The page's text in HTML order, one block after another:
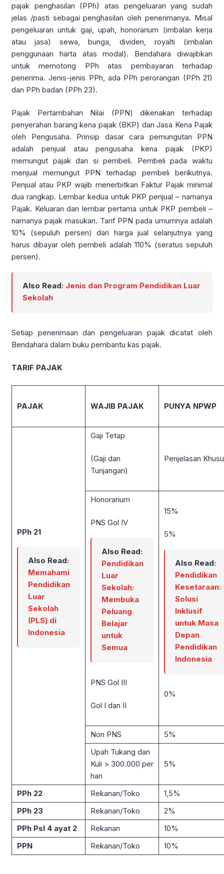
pajak penghasilan (PPh) atas pengeluaran yang sudah
jelas /pasti sebagai penghasilan oleh penerimanya. Misal
pengeluaran untuk gaji, upah, honorarium (imbalan kerja
atau jasa) sewa, bunga, dividen, royalti (imbalan
penggunaan harta atas modal). Bendahara diwajibkan
untuk memotong PPh atas pembayaran terhadap
penerima. Jenis-jenis PPh, ada PPh perorangan (PPh 21)
dan PPh badan (PPh 23).
Pajak Pertambahan Nilai (PPN) dikenakan terhadap
penyerahan barang kena pajak (BKP) dan Jasa Kena Pajak
oleh Pengusaha. Prinsip dasar cara pemungutan PPN
adalah penjual atau pengusaha kena pajak (PKP)
memungut pajak dari si pembeli. Pembeli pada waktu
menjual memungut PPN terhadap pembeli berikutnya.
Penjual atau PKP wajib menerbitkan Faktur Pajak minimal
dua rangkap. Lembar kedua untuk PKP penjual – namanya
Pajak. Keluaran dan lembar pertama untuk PKP pembeli –
namanya pajak masukan. Tarif PPN pada umumnya adalah
10% (sepuluh persen) dari harga jual selanjutnya yang
harus dibayar oleh pembeli adalah 110% (seratus sepuluh
persen).
Also Read: Jenis dan Program Pendidikan Luar
Sekolah
Setiap penerimaan dan pengeluaran pajak dicatat oleh
Bendahara dalam buku pembantu kas pajak.
TARIF PAJAK
PAJAK WAJIB PAJAK PUNYA NPWP
PPh 21
Also Read:
Memahami
Pendidikan
Luar
Sekolah
(PLS) di
Indonesia
Gaji Tetap
(Gaji dan
Tunjangan)
Penjelasan
Honorarium
PNS Gol IV
Also Read:
Pendidikan
Luar
Sekolah:
Membuka
Peluang
Belajar
untuk
Semua
PNS Gol III
Gol I dan II
15%
5%
Also Read:
Pendidikan
Kesetaraan:
Solusi
Inklusif
untuk Masa
Depan
Pendidikan
Indonesia
0%
Non PNS
5%
Upah Tukang dan
Kuli > 300.000 per
hari
5%
PPh 22 Rekanan/Toko
1,5%
PPh 23
Rekanan/Toko
2%
PPh Psl 4 ayat 2 Rekanan
10%
PPN
Rekanan/Toko 10%